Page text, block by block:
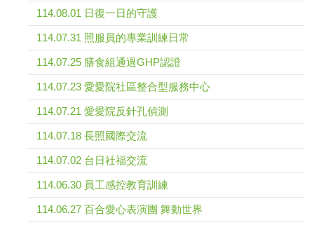
114.08.01 日復一日的守護
114.07.31 照服員的專業訓練日常
114.07.25 膳食組通過GHP認證
114.07.23 愛愛院社區整合型服務中心
114.07.21 愛愛院反針孔偵測
114.07.18 長照國際交流
114.07.02 台日社福交流
114.06.30 員工感控教育訓練
114.06.27 百合愛心表演團 舞動世界